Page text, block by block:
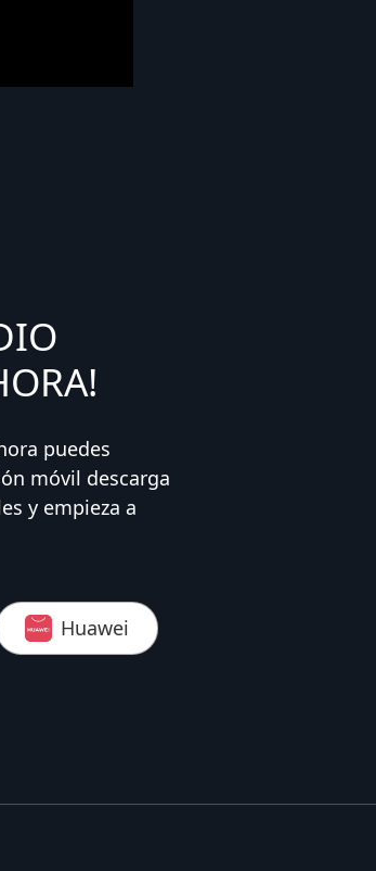
puedes
móvil descarga
y empieza a
Huawei